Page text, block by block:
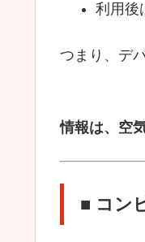
利用後
つまり、デ
情報は、空
■ コン